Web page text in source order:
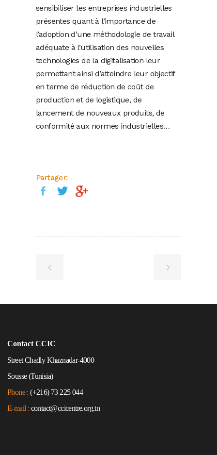
sensibiliser les entreprises industrielles
présentes quant à l’importance de
l’adoption d’une méthodologie de travail
adéquate à l’utilisation des nouvelles
technologies de la digitalisation leur
permettant ainsi d’atteindre leur objectif
en terme de réduction de coût de
production et de logistique, de
lancement de nouveaux produits, de
conformité aux normes industrielles…
Partager:
Contact CCIC
Street Chadly Khaznadar-4000
Sousse (Tunisia)
Phone : (+216) 73 225 044
E-mail : contact@ccicentre.org.tn